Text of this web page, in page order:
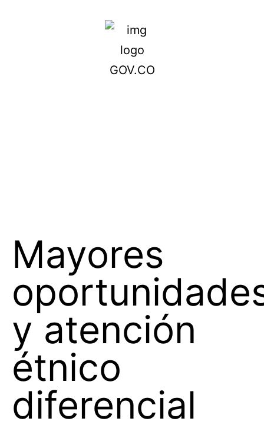
Mayores
y atención
étnico
diferencial